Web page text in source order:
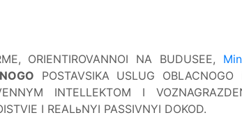
ORIENTIROVANNOI NA BUDUSEE,
POSTAVSIKA USLUG OBLACNOGO
INTELLEKTOM I
I REALьNYI PASSIVNYI DOKOD.